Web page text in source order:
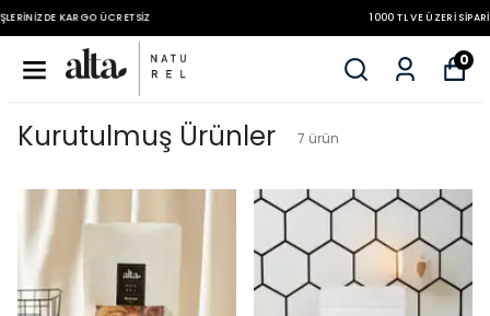
1000 TL VE ÜZERI SIPARIŞLERINIZDE KARGO ÜCRETSIZ
0
Kurutulmuş Ürünler 7 ürün